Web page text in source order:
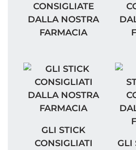
CONSIGLIATE
DALLA NOSTRA
FARMACIA
GLI STICK CONSIGLIATI
GLI STICK
CONSIGLIATI
GLI
GLI